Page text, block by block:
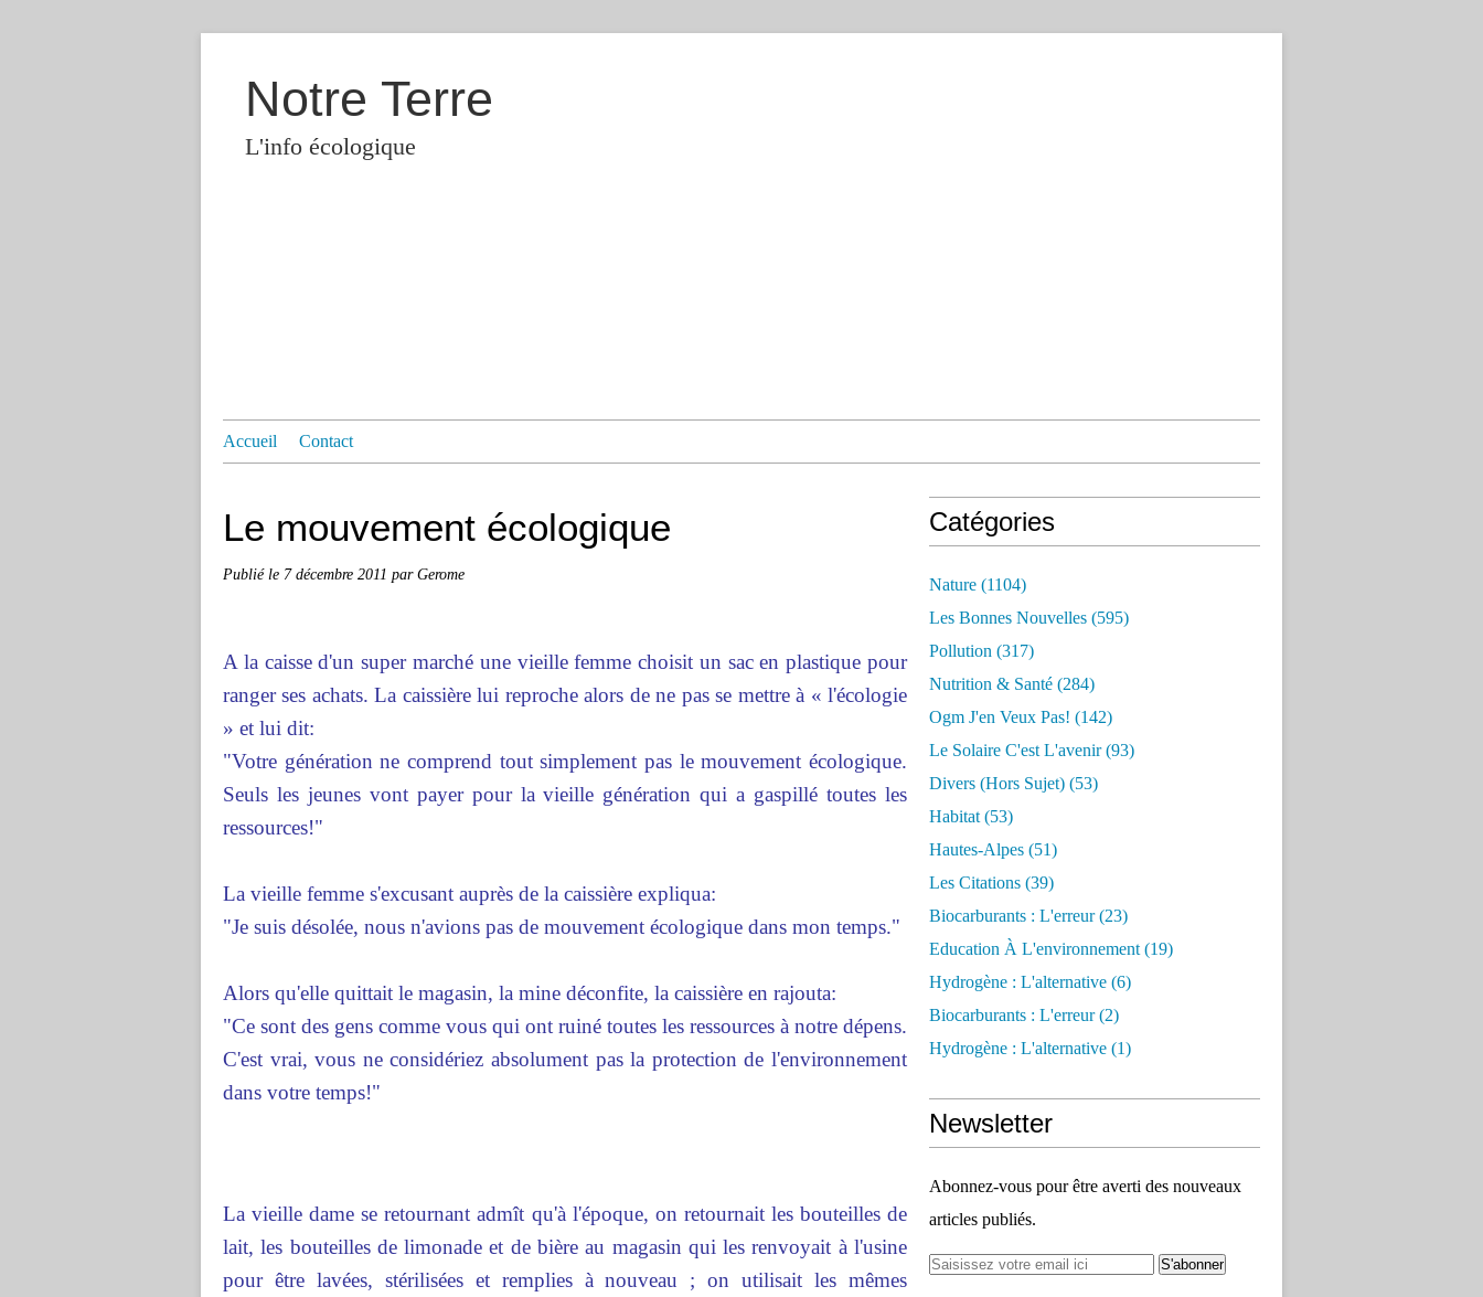
Notre Terre
L'info écologique
Accueil Contact
Le mouvement écologique
Publié le 7 décembre 2011 par Gerome
A la caisse d'un super marché une vieille femme choisit un sac en plastique pour
ranger ses achats. La caissière lui reproche alors de ne pas se mettre à « l'écologie
» et lui dit:
"Votre génération ne comprend tout simplement pas le mouvement écologique.
Seuls les jeunes vont payer pour la vieille génération qui a gaspillé toutes les
ressources!"
La vieille femme s'excusant auprès de la caissière expliqua:
"Je suis désolée, nous n'avions pas de mouvement écologique dans mon temps."
Alors qu'elle quittait le magasin, la mine déconfite, la caissière en rajouta:
"Ce sont des gens comme vous qui ont ruiné toutes les ressources à notre dépens.
C'est vrai, vous ne considériez absolument pas la protection de l'environnement
dans votre temps!"
La vieille dame se retournant admît qu'à l'époque, on retournait les bouteilles de
lait, les bouteilles de limonade et de bière au magasin qui les renvoyait à l'usine
pour être lavées, stérilisées et remplies à nouveau ; on utilisait les mêmes
Catégories
Nature (1104)
Les Bonnes Nouvelles (595)
Pollution (317)
Nutrition & Santé (284)
Ogm J'en Veux Pas! (142)
Le Solaire C'est L'avenir(93)
Divers (hors Sujet) (53)
Habitat (53)
Hautes-Alpes (51)
Les Citations (39)
Biocarburants : L'erreur(23)
Education À L'environnement (19)
Hydrogène : L'alternative (6)
Biocarburants : L'erreur(2)
Hydrogène : L'alternative (1)
Newsletter
Abonnez-vous pour être averti des nouveaux
articles publiés.